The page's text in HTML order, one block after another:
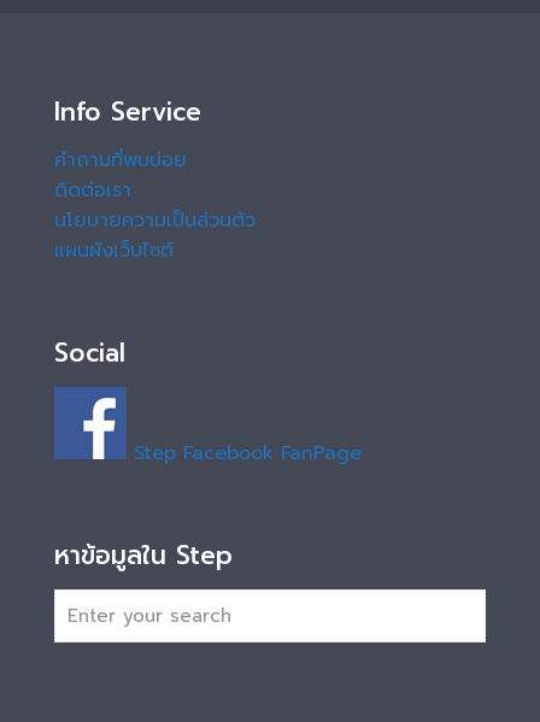
Info Service
คำถามที่พบบ่อย
ติดต่อเรา
นโยบายความเป็นส่วนตัว
แผนผังเว็บไซต์
Social
Step Facebook FanPage
หาข้อมูลใน Step